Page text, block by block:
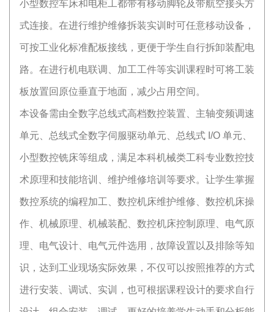
小型数控车床和电柜工都带有移动脚轮及带航空接头方
式连接。在进行维护维修拆装实训时可任意移动设备，
可按工业化标准配板接线，更便于学生自行拆卸装配电
路。在进行机电联调、加工工件等实训课程时可将工装
板放置回原位垂直于地面，减少占用空间。
本设备需由全数字总线式高档数控装置、主轴变频调速
单元、总线式全数字伺服驱动单元、总线式 I/O 单元、
小型数控铣床等组成，满足本科机械类工科专业数控技
术原理和技能培训、维护维修培训等要求。让学生掌握
数控系统的编程加工、数控机床维护维修、数控机床操
作、机械原理、机械装配、数控机床控制原理、电气原
理、电气设计、电气元件选用，故障设置以及排除等知
识，达到工业现场实际效果，不仅可以按照推荐的方式
进行安装、调试、实训，也可根据课程设计的要求自行